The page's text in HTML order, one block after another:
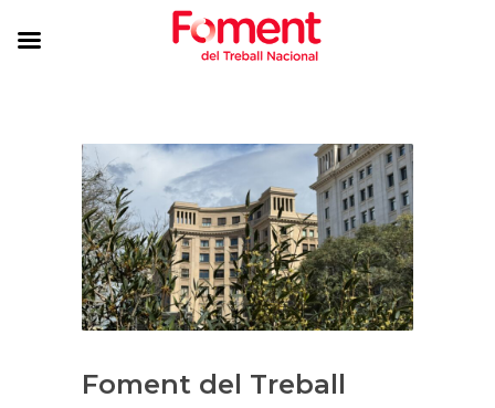
Foment del Treball